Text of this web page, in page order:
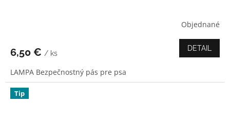
je
z
5
hviezdičiek.
Objednané
6,50 € / ks
DETAIL
LAMPA Bezpečnostný pás pre psa
Tip